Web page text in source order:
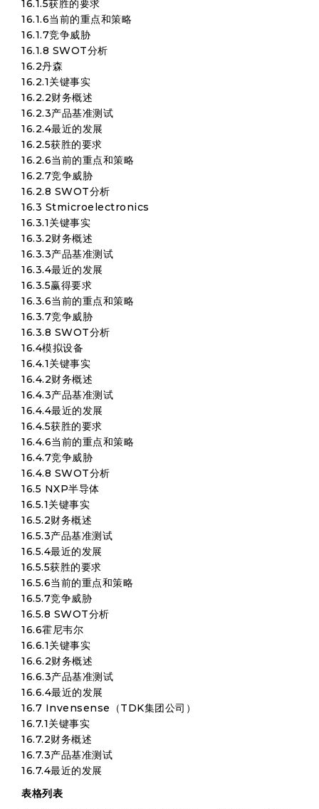
16.1.5获胜的要求
16.1.6当前的重点和策略
16.1.7竞争威胁
16.1.8 SWOT分析
16.2丹森
16.2.1关键事实
16.2.2财务概述
16.2.3产品基准测试
16.2.4最近的发展
16.2.5获胜的要求
16.2.6当前的重点和策略
16.2.7竞争威胁
16.2.8 SWOT分析
16.3 Stmicroelectronics
16.3.1关键事实
16.3.2财务概述
16.3.3产品基准测试
16.3.4最近的发展
16.3.5赢得要求
16.3.6当前的重点和策略
16.3.7竞争威胁
16.3.8 SWOT分析
16.4模拟设备
16.4.1关键事实
16.4.2财务概述
16.4.3产品基准测试
16.4.4最近的发展
16.4.5获胜的要求
16.4.6当前的重点和策略
16.4.7竞争威胁
16.4.8 SWOT分析
16.5 NXP半导体
16.5.1关键事实
16.5.2财务概述
16.5.3产品基准测试
16.5.4最近的发展
16.5.5获胜的要求
16.5.6当前的重点和策略
16.5.7竞争威胁
16.5.8 SWOT分析
16.6霍尼韦尔
16.6.1关键事实
16.6.2财务概述
16.6.3产品基准测试
16.6.4最近的发展
16.7 Invensense（TDK集团公司）
16.7.1关键事实
16.7.2财务概述
16.7.3产品基准测试
16.7.4最近的发展
表格列表